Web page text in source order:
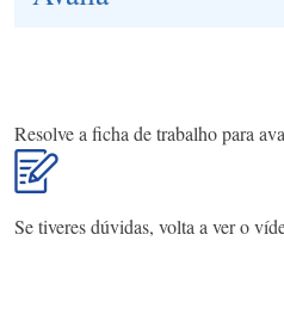
Resolve a ficha de trabalho para
Se tiveres dúvidas, volta a ver o